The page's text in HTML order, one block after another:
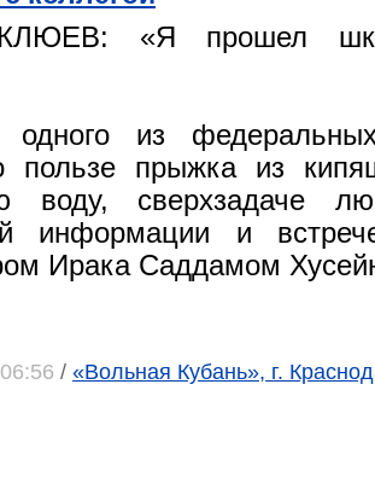
«Я прошел
одного из
пользе прыжка из
воду, сверхзадаче
информации и
Ирака Саддамом
/ «Вольная Кубань», г.